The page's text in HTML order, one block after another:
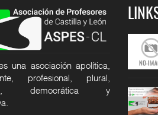
una asociación apolítica,
profesional, plural,
democrática y
Cuadro de permisos y
licencias
Seguro de responsabilidad
Ep9. La cara B del aula.
Confe
Ep8. Tribunales y otras